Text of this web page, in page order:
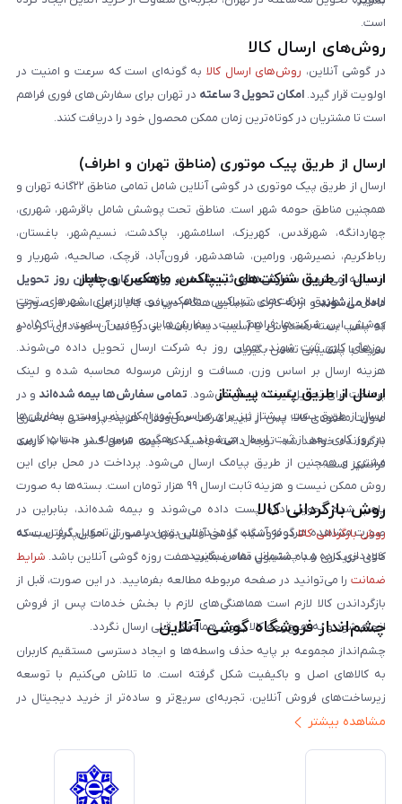
است.
روش‌های ارسال کالا
در گوشی آنلاین، روش‌های ارسال کالا به گونه‌ای است که سرعت و امنیت در
اولویت قرار گیرد. امکان تحویل 3 ساعته
در تهران برای سفارش‌های فوری فراهم
است تا مشتریان در کوتاه‌ترین زمان ممکن محصول خود را دریافت کنند.
ارسال از طریق پیک موتوری (مناطق تهران و اطراف)
ارسال از طریق پیک موتوری در گوشی آنلاین شامل تمامی مناطق ۲۲گانه تهران و
همچنین مناطق حومه شهر است. مناطق تحت پوشش شامل باقرشهر، شهرری،
چهاردانگه، شهرقدس، کهریزک، اسلامشهر، پاکدشت، نسیم‌شهر، باغستان،
رباط‌کریم، نصیرشهر، ورامین، شاهدشهر، فرون‌آباد، قرچک، صالحیه، شهریار و
اندیشه می‌شود. سفارش‌های ثبت‌شده در روزهای کاری همان روز تحویل
داده می‌شوندو ارائه کارت شناسایی هنگام دریافت کالا الزامی است. در صورتی
که پلمپ بسته مخدوش یا آسیب دیده باشد، از دریافت آن خودداری کرده و
سریعاً با پشتیبانی تماس بگیرید.
ارسال از طریق شرکت‌های تیپاکس، ماهکس و چاپار
ارسال از طریق شرکت‌های تیپاکس، ماهکس و چاپار برای شهرهای تحت
پوشش این شرکت‌ها فراهم است. سفارش‌هایی که بین ساعت ۱۰ تا ۱۵ در
روزهای کاری ثبت شوند، همان روز به شرکت ارسال تحویل داده می‌شوند.
هزینه ارسال بر اساس وزن، مسافت و ارزش مرسوله محاسبه شده و لینک
پرداخت برای تحویل‌گیرنده ارسال می‌شود. تمامی سفارش‌ها بیمه شده‌اند و در
صورت مفقودی کالا، پس از تایید شرکت حمل‌ونقل، هزینه پرداختی به مشتری
بازگردانده خواهد شد. توجه داشته باشید که بیمه شامل کسر ۱۰ تا ۱۵ درصد
فرانشیز است.
ارسال از طریق پست پیشتاز
ارسال از طریق پست پیشتاز نیز برای سراسر کشور امکان‌پذیر است و سفارش‌ها
در روز کاری بعد از ثبت، ارسال می‌شوند. کد رهگیری مرسوله در حساب کاربری
مشتری و همچنین از طریق پیامک ارسال می‌شود. پرداخت در محل برای این
روش ممکن نیست و هزینه ثابت ارسال ۹۹ هزار تومان است. بسته‌ها به صورت
پلمپ شده تحویل اداره پست داده می‌شوند و بیمه شده‌اند، بنابراین در
صورت مشاهده هرگونه آسیب یا مخدوش بودن پلمپ، از تحویل گرفتن بسته
خودداری کرده و با پشتیبانی تماس بگیرید.
روش بازگردانی کالا
روش بازگردانی کالادر فروشگاه گوشی آنلاین تنها در صورتی امکان‌پذیر است که
کالای خریداری شده مشمول مفاد ضمانت هفت روزه گوشی آنلاین باشد. شرایط
ضمانت را می‌توانید در صفحه مربوطه مطالعه بفرمایید. در این صورت، قبل از
بازگرداندن کالا لازم است هماهنگی‌های لازم با بخش خدمات پس از فروش
انجام شود و به هیچ‌وجه کالا بدون هماهنگی قبلی ارسال نگردد.
چشم‌انداز فروشگاه گوشی آنلاین
چشم‌انداز مجموعه بر پایه حذف واسطه‌ها و ایجاد دسترسی مستقیم کاربران
به کالاهای اصل و باکیفیت شکل گرفته است. ما تلاش می‌کنیم با توسعه
زیرساخت‌های فروش آنلاین، تجربه‌ای سریع‌تر و ساده‌تر از خرید دیجیتال در
ایران ارائه دهیم. تبدیل‌شدن به مرجعی قابل اعتماد برای خرید کالای دیجیتال،
خدمات و به‌روزرسانی مداوم محصولات، مسیر ما را روشن‌تر می‌کند. ما باور
داریم آینده بازار دیجیتال متعلق به کسب‌وکارهایی است که صداقت و شفافیت
مشاهده بیشتر